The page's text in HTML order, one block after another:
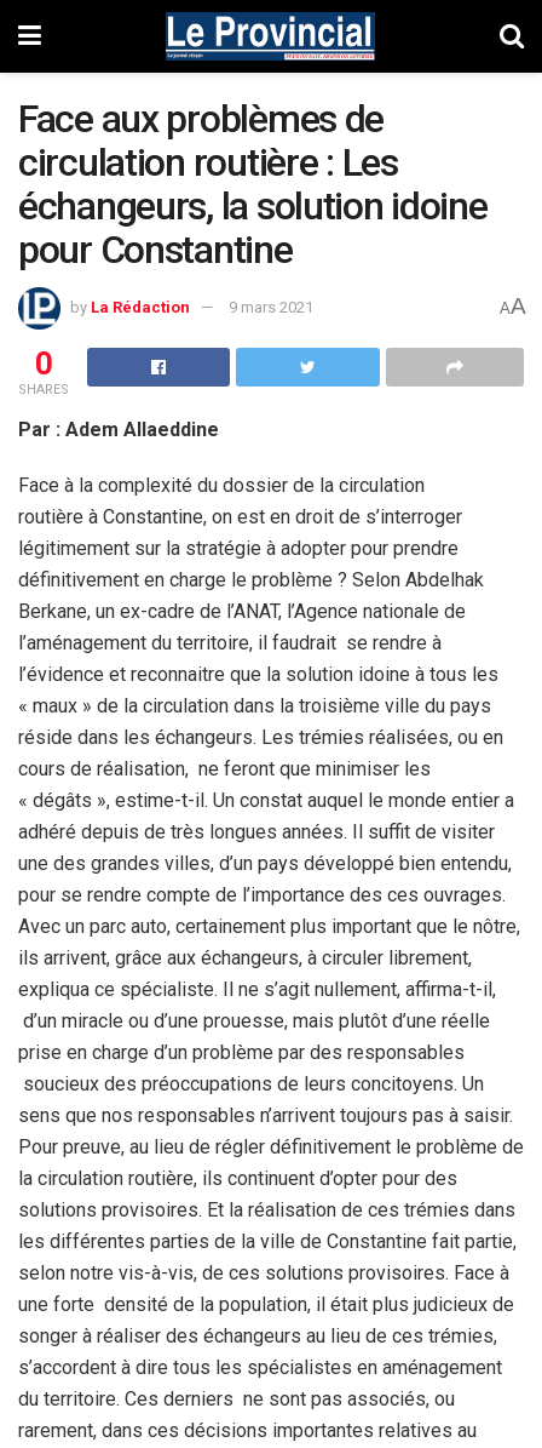
Face aux problèmes de
circulation routière : Les
échangeurs, la solution idoine
pour Constantine
by La Rédaction 9 mars 2021 AA
0
SHARES
Par : Adem Allaeddine
Face à la complexité du dossier de la circulation
routière à Constantine, on est en droit de s’interroger
légitimement sur la stratégie à adopter pour prendre
définitivement en charge le problème ? Selon Abdelhak
Berkane, un ex-cadre de l’ANAT, l’Agence nationale de
l’aménagement du territoire, il faudrait se rendre à
l’évidence et reconnaitre que la solution idoine à tous les
« maux » de la circulation dans la troisième ville du pays
réside dans les échangeurs. Les trémies réalisées, ou en
cours de réalisation, ne feront que minimiser les
« dégâts », estime-t-il. Un constat auquel le monde entier a
adhéré depuis de très longues années. Il suffit de visiter
une des grandes villes, d’un pays développé bien entendu,
pour se rendre compte de l’importance des ces ouvrages.
Avec un parc auto, certainement plus important que le nôtre,
ils arrivent, grâce aux échangeurs, à circuler librement,
expliqua ce spécialiste. Il ne s’agit nullement, affirma-t-il,
d’un miracle ou d’une prouesse, mais plutôt d’une réelle
prise en charge d’un problème par des responsables
soucieux des préoccupations de leurs concitoyens. Un
sens que nos responsables n’arrivent toujours pas à saisir.
Pour preuve, au lieu de régler définitivement le problème de
la circulation routière, ils continuent d’opter pour des
solutions provisoires. Et la réalisation de ces trémies dans
les différentes parties de la ville de Constantine fait partie,
selon notre vis-à-vis, de ces solutions provisoires. Face à
une forte densité de la population, il était plus judicieux de
songer à réaliser des échangeurs au lieu de ces trémies,
s’accordent à dire tous les spécialistes en aménagement
du territoire. Ces derniers ne sont pas associés, ou
rarement, dans ces décisions importantes relatives au